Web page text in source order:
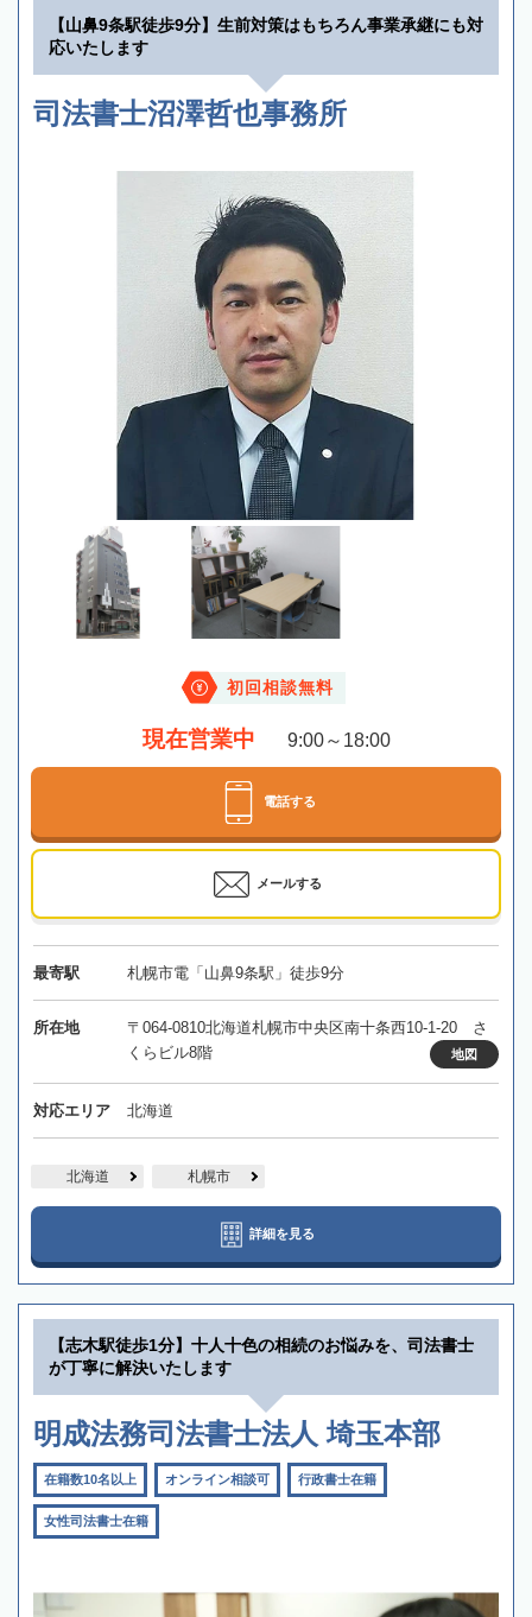
【山鼻9条駅徒歩9分】生前対策はもちろん事業承継にも対
応いたします
司法書士沼澤哲也事務所
初回相談無料
現在営業中 9:00～18:00
電話する
メールする
最寄駅 札幌市電「山鼻9条駅」徒歩9分
所在地
〒064-0810北海道札幌市中央区南十条西10-1-20 さ
くらビル8階
地図
対応エリア 北海道
北海道 札幌市
詳細を見る
【志木駅徒歩1分】十人十色の相続のお悩みを、司法書士
が丁寧に解決いたします
明成法務司法書士法人 埼玉本部
在籍数10名以上 オンライン相談可 行政書士在籍
女性司法書士在籍